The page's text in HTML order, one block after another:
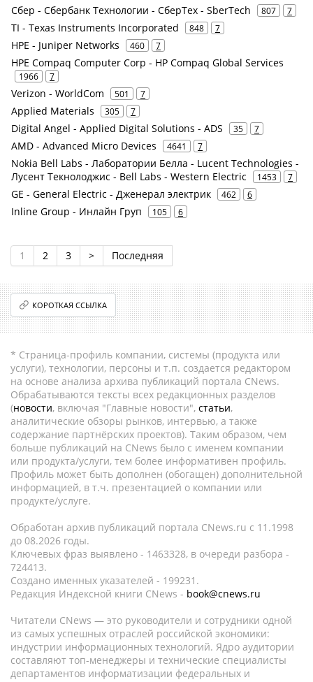
Сбер - Сбербанк Технологии - СберТех - SberTech 807 7
TI - Texas Instruments Incorporated 848 7
HPE - Juniper Networks 460 7
HPE Compaq Computer Corp - HP Compaq Global Services
1966 7
Verizon - WorldCom 501 7
Applied Materials 305 7
Digital Angel - Applied Digital Solutions - ADS 35 7
AMD - Advanced Micro Devices 4641 7
Nokia Bell Labs - Лаборатории Белла - Lucent Technologies -
Лусент Текнолоджис - Bell Labs - Western Electric
1453 7
GE - General Electric - Дженерал электрик 462 6
Inline Group - Инлайн Груп 105 6
1 2 3 > Последняя
КОРОТКАЯ ССЫЛКА
* Страница-профиль компании, системы (продукта или
услуги), технологии, персоны и т.п. создается редактором
на основе анализа архива публикаций портала CNews.
Обрабатываются тексты всех редакционных разделов
(новости, включая "Главные новости", статьи,
аналитические обзоры рынков, интервью, а также
содержание партнёрских проектов). Таким образом, чем
больше публикаций на CNews было с именем компании
или продукта/услуги, тем более информативен профиль.
Профиль может быть дополнен (обогащен) дополнительной
информацией, в т.ч. презентацией о компании или
продукте/услуге.
Обработан архив публикаций портала CNews.ru c 11.1998
до 08.2026 годы.
Ключевых фраз выявлено - 1463328, в очереди разбора -
724413.
Создано именных указателей - 199231.
Редакция Индексной книги CNews - book@cnews.ru
Читатели CNews — это руководители и сотрудники одной
из самых успешных отраслей российской экономики:
индустрии информационных технологий. Ядро аудитории
составляют топ-менеджеры и технические специалисты
департаментов информатизации федеральных и